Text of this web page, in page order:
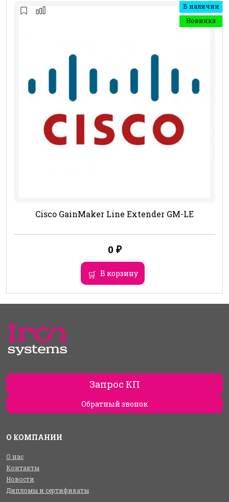
В наличии
Новинка
Cisco GainMaker Line Extender GM-LE
0 ₽
В корзину
Запрос КП
Обратный звонок
О КОМПАНИИ
О нас
Контакты
Новости
Дипломы и сертификаты